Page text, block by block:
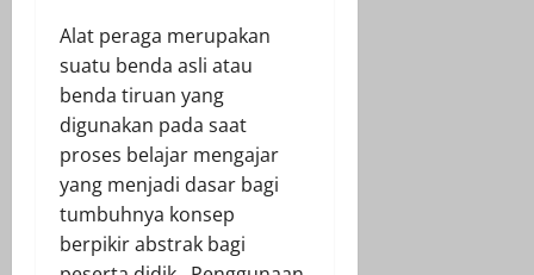
Alat peraga merupakan
suatu benda asli atau
benda tiruan yang
digunakan pada saat
proses belajar mengajar
yang menjadi dasar bagi
tumbuhnya konsep
berpikir abstrak bagi